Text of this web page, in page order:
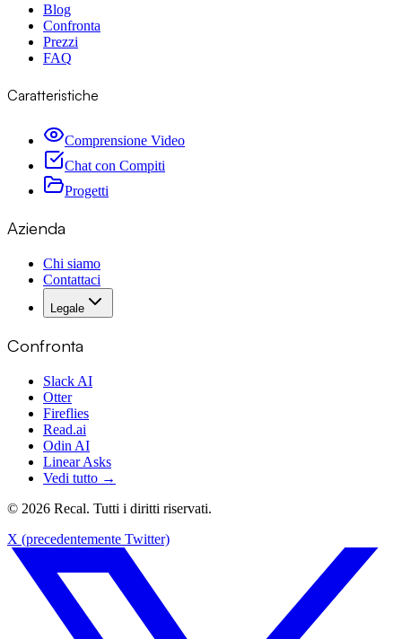
Blog
Confronta
Prezzi
FAQ
Caratteristiche
Comprensione Video
Chat con Compiti
Progetti
Azienda
Chi siamo
Contattaci
Legale
Confronta
Slack AI
Otter
Fireflies
Read.ai
Odin AI
Linear Asks
Vedi tutto →
© 2026 Recal. Tutti i diritti riservati.
X (precedentemente Twitter)